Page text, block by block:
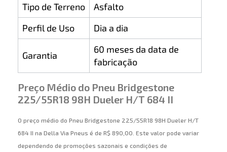
Tipo de Terreno
Asfalto
Perfil de Uso
Dia a dia
Garantia
60 meses da data de
fabricação
Preço Médio do Pneu Bridgestone
225/55R18 98H Dueler H/T 684 II
O preço médio do Pneu Bridgestone 225/55R18 98H Dueler H/T
684 II na Della Via Pneus é de R$ 890,00. Este valor pode variar
dependendo de promoções sazonais e condições de